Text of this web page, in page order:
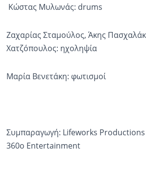
Κώστας Μυλωνάς: drums
Ζαχαρίας Σταμούλος, Άκης
Χατζόπουλος: ηχοληψία
Μαρία Βενετάκη: φωτισμοί
Συμπαραγωγή: Lifeworks Productions
360ο Entertainment